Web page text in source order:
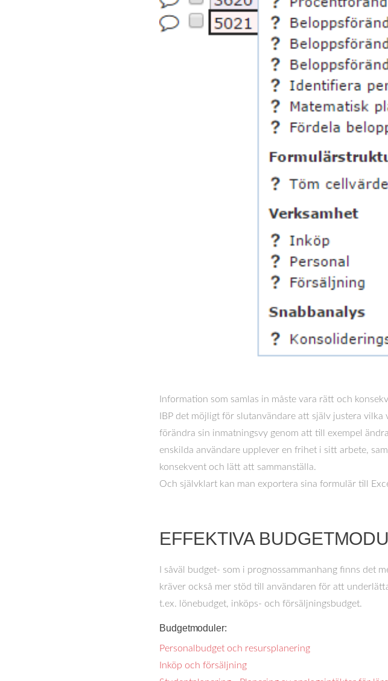
Information som samlas in måste vara rätt och
IBP det möjligt för slutanvändare att själv justera
förändra sin inmatningsvy genom att till exempel
enskilda användare upplever en frihet i sitt arbete,
konsekvent och lätt att sammanställa.
Och självklart kan man exportera sina formulär till
EFFEKTIVA
I såväl budget- som i prognossammanhang finns det
kräver också mer stöd till användaren för att
t.ex. lönebudget, inköps- och försäljningsbudget.
Budgetmoduler:
Personalbudget och resursplanering
Inköp och försäljning